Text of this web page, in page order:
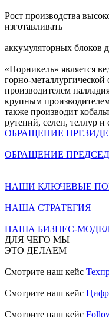
Рост производства
изготавливать
аккумуляторных блоков
«Норникель» является
горно-
производителем
крупным
также производит
рутений, селен, теллур и
ОБРАЩЕНИЕ
ОБРАЩЕНИЕ
НАШИ КЛЮЧЕВЫЕ
НАША СТРАТЕГИЯ
НАША БИЗНЕС-
ДЛЯ ЧЕГО МЫ
ЭТО ДЕЛАЕМ
Смотрите наш кейс
Смотрите наш кейс
Смотрите наш кейс